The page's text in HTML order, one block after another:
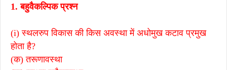
1. बहुवैकल्पिक प्रश्न
(i) स्थलरुप विकास की किस अवस्था में अधोमुख कटाव प्रमुख
होता है?
(क) तरूणावस्था